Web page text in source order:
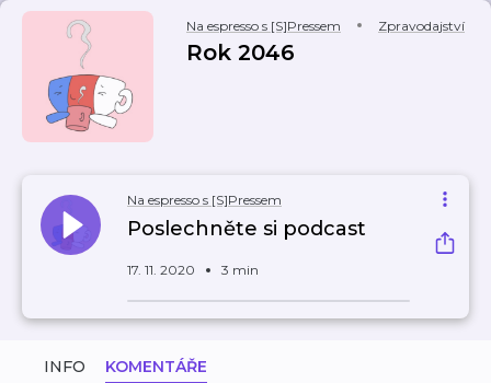
Na espresso s [S]Pressem Zpravodajství
Rok 2046
Na espresso s [S]Pressem
Poslechněte si podcast
17. 11. 2020 3 min
INFO KOMENTÁŘE